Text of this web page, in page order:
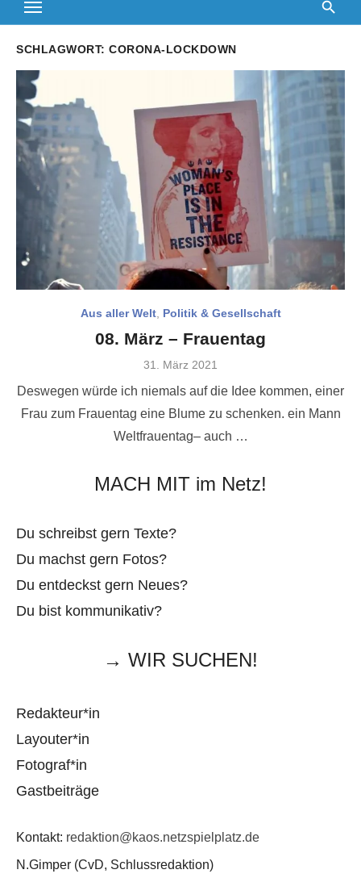
SCHLAGWORT: CORONA-LOCKDOWN
Aus aller Welt, Politik & Gesellschaft
08. März – Frauentag
Veröffentlicht
31. März 2021
Deswegen würde ich niemals auf die Idee kommen, einer
Frau zum Frauentag eine Blume zu schenken. ein Mann
Weltfrauentag– auch …
MACH MIT im Netz!
Du schreibst gern Texte?
Du machst gern Fotos?
Du entdeckst gern Neues?
Du bist kommunikativ?
→ WIR SUCHEN!
Redakteur*in
Layouter*in
Fotograf*in
Gastbeiträge
Kontakt: redaktion@kaos.netzspielplatz.de
N.Gimper (CvD, Schlussredaktion)